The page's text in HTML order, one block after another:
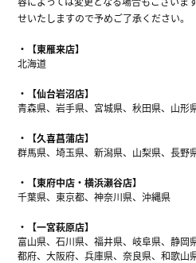
せいたしますので予めご了承ください。
【東雁来店】
北海道
【仙台岩沼店】
青森県、岩手県、宮城県、秋田県、山形
【久喜菖蒲店】
群馬県、埼玉県、新潟県、山梨県、長野
【東府中店・横浜瀬谷店】
千葉県、東京都、神奈川県、沖縄県
【一宮萩原店】
富山県、石川県、福井県、岐阜県、静岡
都府、大阪府、兵庫県、奈良県、和歌山